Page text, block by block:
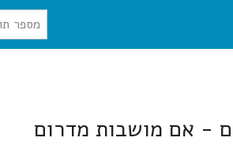
- אם מושבות מדרום